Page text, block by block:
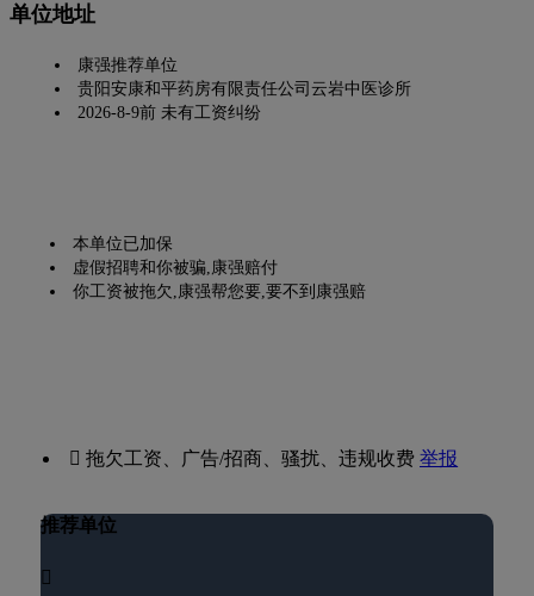
单位地址
康强推荐单位
贵阳安康和平药房有限责任公司云岩中医诊所
2026-8-9前 未有工资纠纷
本单位已加保
虚假招聘和你被骗,康强赔付
你工资被拖欠,康强帮您要,要不到康强赔
 拖欠工资、广告/招商、骚扰、违规收费举报
推荐单位
